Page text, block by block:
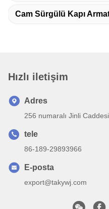
Cam Sürgülü Kapı
Hızlı iletişim
Adres
256 numaralı Jinli
tele
86-189-29893966
E-posta
export@takywj.com